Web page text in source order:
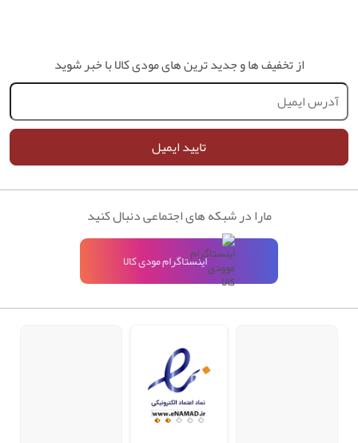
از تخفیف ها و جدید ترین های مودی کالا با خبر شوید
تایید ایمیل
مارا در شبکه های اجتماعی دنبال کنید
اینستاگرام مودی کالا